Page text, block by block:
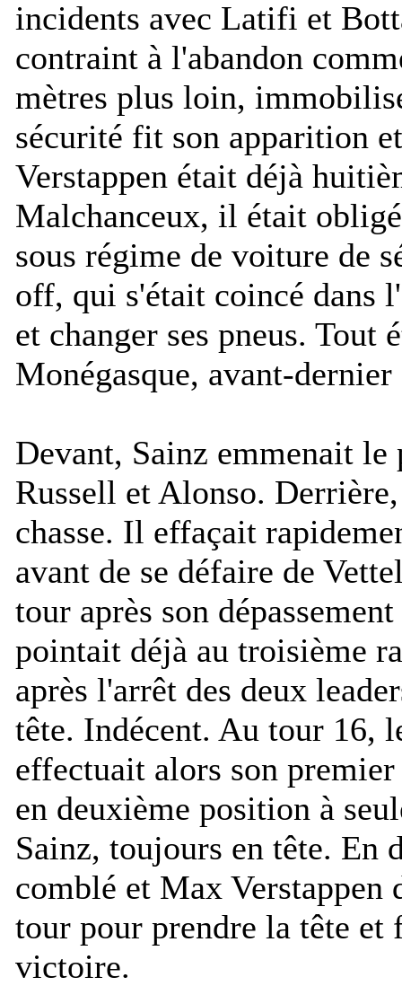
incidents avec Latifi et
contraint à l'abandon
mètres plus loin,
sécurité fit son apparition
Verstappen était déjà
Malchanceux, il était
sous régime de voiture de
off, qui s'était coincé dans
et changer ses pneus. Tout
Monégasque, avant-
Devant, Sainz emmenait
Russell et Alonso.
chasse. Il effaçait
avant de se défaire de
tour après son
pointait déjà au troisième
après l'arrêt des deux
tête. Indécent. Au tour 16,
effectuait alors son
en deuxième position à
Sainz, toujours en tête. En
comblé et Max Verstappen
tour pour prendre la tête
victoire.